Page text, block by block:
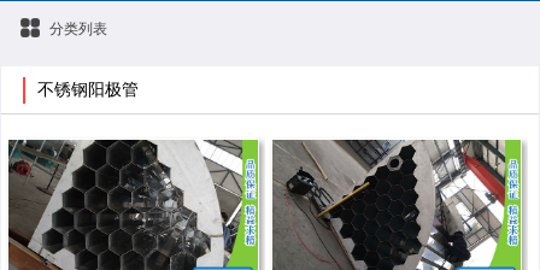
分类列表
不锈钢阳极管